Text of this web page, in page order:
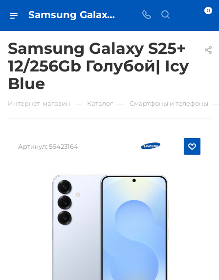
Samsung Galaxy S25+ 12/256Gb Голубой| Icy Blue • купить в Самаре - iЧехол 0
Samsung Galaxy S25+
12/256Gb Голубой| Icy
Blue
Интернет-магазин Каталог Смартфоны и телефоны
Артикул: 56423164